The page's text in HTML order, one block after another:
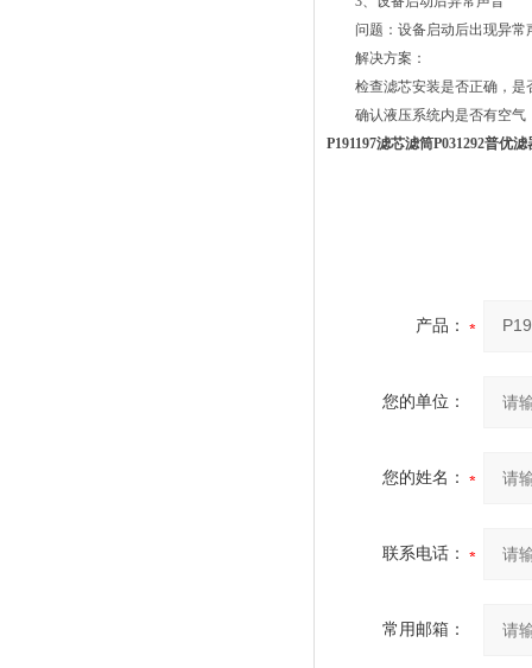
问题：设备启动后出现异常
解决方案：
检查滤芯安装是否正确，是
确认液压系统内是否有空气
P191197滤芯滤筒P031292普优
产品：
您的单位：
您的姓名：
联系电话：
常用邮箱：